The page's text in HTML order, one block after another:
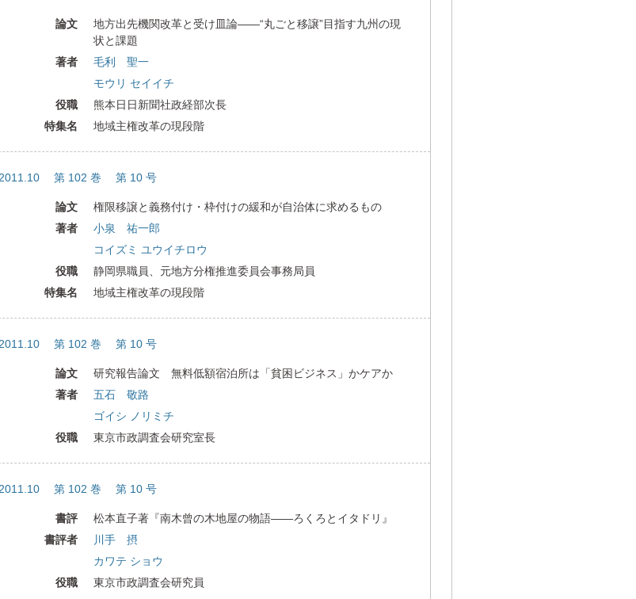
論文
地方出先機関改革と受け皿論――“丸ごと移譲”目指す九州の現
状と課題
著者
毛利 聖一
モウリ セイイチ
役職
熊本日日新聞社政経部次長
特集名
地域主権改革の現段階
2011.10 第 102 巻 第 10 号
論文
権限移譲と義務付け・枠付けの緩和が自治体に求めるもの
著者
小泉 祐一郎
コイズミ ユウイチロウ
役職
静岡県職員、元地方分権推進委員会事務局員
特集名
地域主権改革の現段階
2011.10 第 102 巻 第 10 号
論文
研究報告論文 無料低額宿泊所は「貧困ビジネス」かケアか
著者
五石 敬路
ゴイシ ノリミチ
役職
東京市政調査会研究室長
2011.10 第 102 巻 第 10 号
書評
松本直子著『南木曾の木地屋の物語――ろくろとイタドリ』
書評者
川手 摂
カワテ ショウ
役職
東京市政調査会研究員